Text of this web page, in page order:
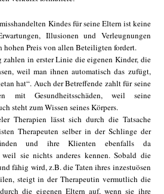
Kindes für seine Eltern ist keine
Illusionen und Verleugnungen
hohen Preis von allen Beteiligten fordert.
zahlen in erster Linie die eigenen Kinder, die
weil man ihnen automatisch das zufügt,
hat“. Auch der Betreffende zahlt für seine
mit Gesundheitsschäden, weil seine
steht zum Wissen seines Körpers.
Therapien lässt sich durch die Tatsache
Therapeuten selber in der Schlinge der
und ihre Klienten ebenfalls da
weil sie nichts anderes kennen. Sobald die
fähig wird, z.B. die Taten ihres inzestuösen
steigt in der Therapeutin vermutlich die
die eigenen Eltern auf, wenn sie ihre